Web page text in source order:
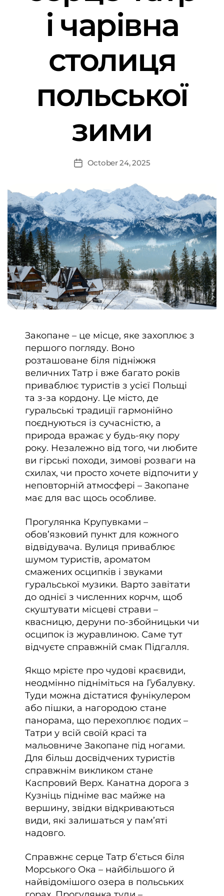
і чарівна
столиця
польської
зими
October 24, 2025
Закопане – це місце, яке захоплює з
першого погляду. Воно
розташоване біля підніжжя
величних Татр і вже багато років
приваблює туристів з усієї Польщі
та з-за кордону. Це місто, де
гуральські традиції гармонійно
поєднуються із сучасністю, а
природа вражає у будь-яку пору
року. Незалежно від того, чи любите
ви гірські походи, зимові розваги на
схилах, чи просто хочете відпочити у
неповторній атмосфері – Закопане
має для вас щось особливе.
Прогулянка Крупувками –
обов’язковий пункт для кожного
відвідувача. Вулиця приваблює
шумом туристів, ароматом
смажених осципків і звуками
гуральської музики. Варто завітати
до однієї з численних корчм, щоб
скуштувати місцеві страви –
квасницю, деруни по-збойницьки чи
осципок із журавлиною. Саме тут
відчуєте справжній смак Підгалля.
Якщо мрієте про чудові краєвиди,
неодмінно підніміться на Губалувку.
Туди можна дістатися фунікулером
або пішки, а нагородою стане
панорама, що перехоплює подих –
Татри у всій своїй красі та
мальовниче Закопане під ногами.
Для більш досвідчених туристів
справжнім викликом стане
Каспровий Верх. Канатна дорога з
Кузніць підніме вас майже на
вершину, звідки відкриваються
види, які залишаться у пам’яті
надовго.
Справжнє серце Татр б’ється біля
Морського Ока – найбільшого й
найвідомішого озера в польських